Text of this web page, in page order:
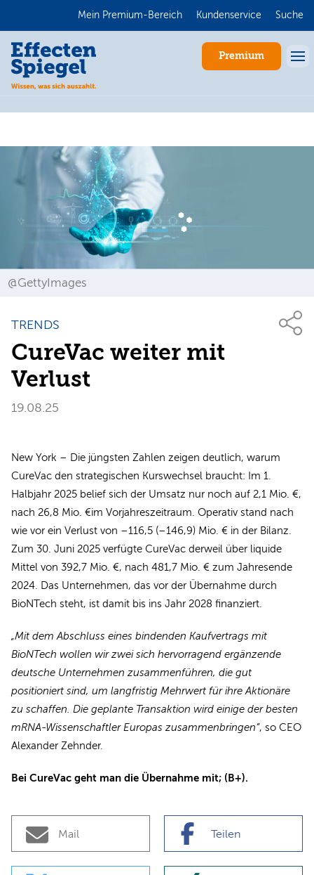
Mein Premium-Bereich Kundenservice Suche
Premium
@GettyImages
TRENDS
CureVac weiter mit
Verlust
19.08.25
New York – Die jüngsten Zahlen zeigen deutlich, warum
CureVac den strategischen Kurswechsel braucht: Im 1.
Halbjahr 2025 belief sich der Umsatz nur noch auf 2,1 Mio. €,
nach 26,8 Mio. €im Vorjahreszeitraum. Operativ stand nach
wie vor ein Verlust von –116,5 (–146,9) Mio. € in der Bilanz.
Zum 30. Juni 2025 verfügte CureVac derweil über liquide
Mittel von 392,7 Mio. €, nach 481,7 Mio. € zum Jahresende
2024. Das Unternehmen, das vor der Übernahme durch
BioNTech steht, ist damit bis ins Jahr 2028 finanziert.
„Mit dem Abschluss eines bindenden Kaufvertrags mit
BioNTech wollen wir zwei sich hervorragend ergänzende
deutsche Unternehmen zusammenführen, die gut
positioniert sind, um langfristig Mehrwert für ihre Aktionäre
zu schaffen. Die geplante Transaktion wird einige der besten
mRNA-Wissenschaftler Europas zusammenbringen“, so CEO
Alexander Zehnder.
Bei CureVac geht man die Übernahme mit; (B+).
Mail Teilen
Anmelden